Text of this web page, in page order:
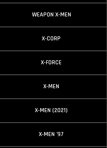
WEAPON X-MEN
X-CORP
X-FORCE
X-MEN
X-MEN (2021)
X-MEN '97